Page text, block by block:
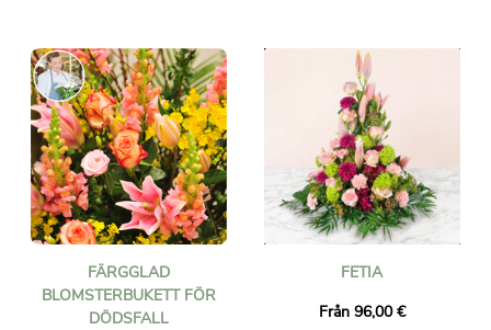
FÄRGGLAD
BLOMSTERBUKETT FÖR
DÖDSFALL
FETIA
Från 96,00 €